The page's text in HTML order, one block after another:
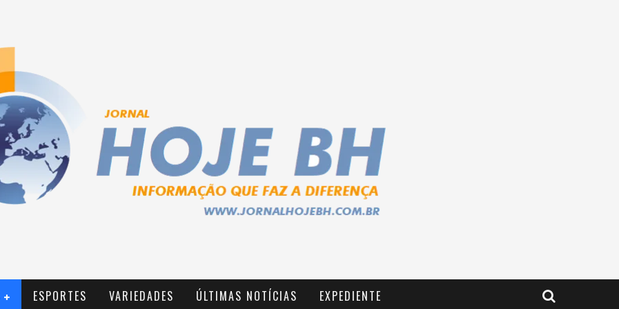
ESPORTES VARIEDADES ÚLTIMAS NOTÍCIAS EXPEDIENTE